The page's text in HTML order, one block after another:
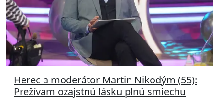
Herec a moderátor Martin Nikodým (55):
Prežívam ozajstnú lásku plnú smiechu